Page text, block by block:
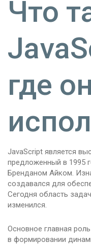
Что
где он
JavaScript является
предложенный в 1995
Бренданом Айком.
создавался для
Сегодня область
изменился.
Основное главная
в формировании